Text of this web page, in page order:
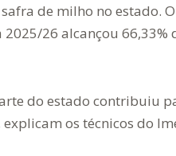
de milho no estado.
26 alcançou 66,33%
do estado contribuiu
os técnicos do